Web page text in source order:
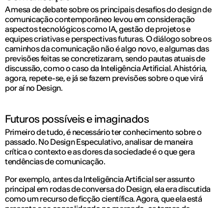
A mesa de debate sobre os principais desafios do design de
comunicação contemporâneo levou em consideração
aspectos tecnológicos como IA, gestão de projetos e
equipes criativas e perspectivas futuras. O diálogo sobre os
caminhos da comunicação não é algo novo, e algumas das
previsões feitas se concretizaram, sendo pautas atuais de
discussão, como o caso da Inteligência Artificial. A história,
agora, repete-se, e já se fazem previsões sobre o que virá
por aí no Design.
Futuros possíveis e imaginados
Primeiro de tudo, é necessário ter conhecimento sobre o
passado. No Design Especulativo, analisar de maneira
crítica o contexto e as dores da sociedade é o que gera
tendências de comunicação.
Por exemplo, antes da Inteligência Artificial ser assunto
principal em rodas de conversa do Design, ela era discutida
como um recurso de ficção científica. Agora, que ela está